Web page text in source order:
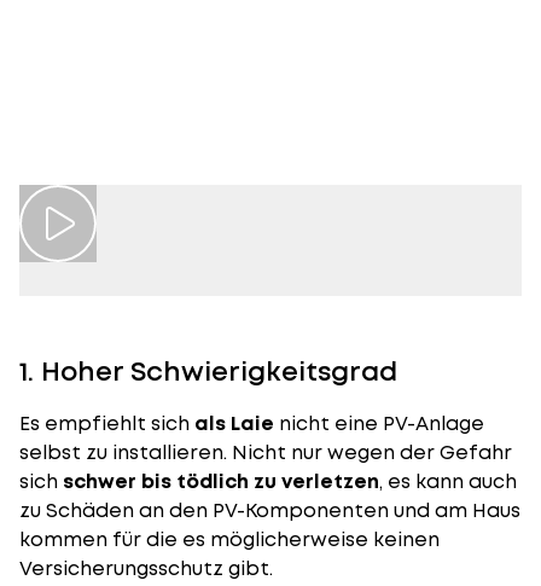
Play video
Lohnt sich die Eigenmontage einer
Photovoltaikanlage? Unsere Expertin erklärt es
1. Hoher Schwierigkeitsgrad
Es empfiehlt sich als Laie nicht eine PV-Anlage
selbst zu installieren. Nicht nur wegen der Gefahr
sich schwer bis tödlich zu verletzen, es kann auch
zu Schäden an den PV-Komponenten und am Haus
kommen für die es möglicherweise keinen
Versicherungsschutz gibt.